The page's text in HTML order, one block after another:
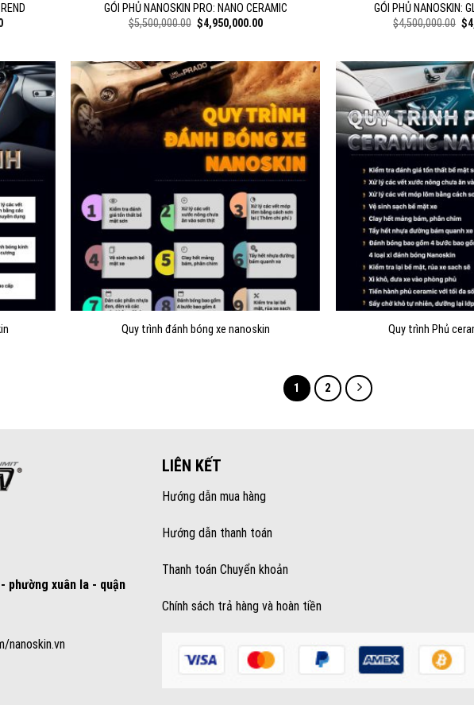
Current
GÓI PHỦ NANOSKIN PRO: NANO CERAMIC
$5,500,000.00 Original
price
$4,950,000.00Current
GÓI PHỦ NANOSKIN:
$4,500,000.00 $
Quy trình đánh bóng xe nanoskin Quy trình Phủ
1 2
phường xuân la - quận
nanoskin.vn
LIÊN KẾT
Hướng dẫn mua hàng
Hướng dẫn thanh toán
Thanh toán Chuyển khoản
Chính sách trả hàng và hoàn tiền